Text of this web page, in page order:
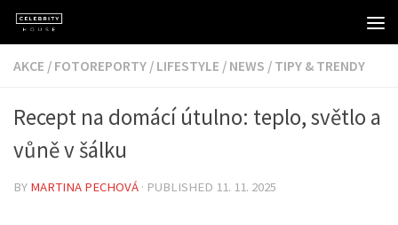
Skip to content
AKCE / FOTOREPORTY / LIFESTYLE / NEWS / TIPY & TRENDY
Recept na domácí útulno: teplo, světlo a
vůně v šálku
BY MARTINA PECHOVÁ · PUBLISHED 11. 11. 2025